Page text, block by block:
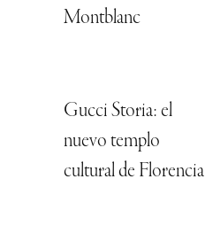
Montblanc
Gucci Storia: el
nuevo templo
cultural de Florencia